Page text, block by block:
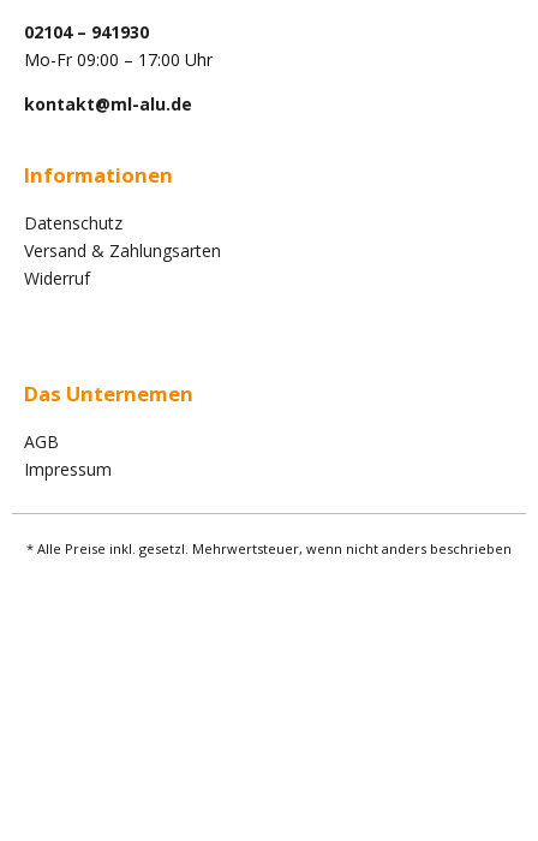
02104 – 941930
Mo-Fr 09:00 – 17:00 Uhr
kontakt@ml-alu.de
Informationen
Datenschutz
Versand & Zahlungsarten
Widerruf
Das Unternemen
AGB
Impressum
* Alle Preise inkl. gesetzl. Mehrwertsteuer, wenn nicht anders beschrieben